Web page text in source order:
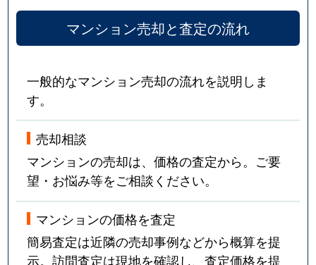
マンション売却と査定の流れ
一般的なマンション売却の流れを説明しま
す。
売却相談
マンションの売却は、価格の査定から。ご要
望・お悩み等をご相談ください。
マンションの価格を査定
簡易査定は近隣の売却事例などから概算を提
示。訪問査定は現地を確認し、査定価格を提